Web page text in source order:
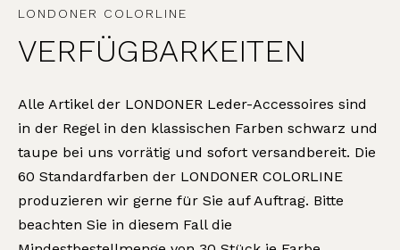
LONDONER COLORLINE
VERFÜGBARKEITEN
Alle Artikel der LONDONER Leder-Accessoires sind
in der Regel in den klassischen Farben schwarz und
taupe bei uns vorrätig und sofort versandbereit. Die
60 Standardfarben der LONDONER COLORLINE
produzieren wir gerne für Sie auf Auftrag. Bitte
beachten Sie in diesem Fall die